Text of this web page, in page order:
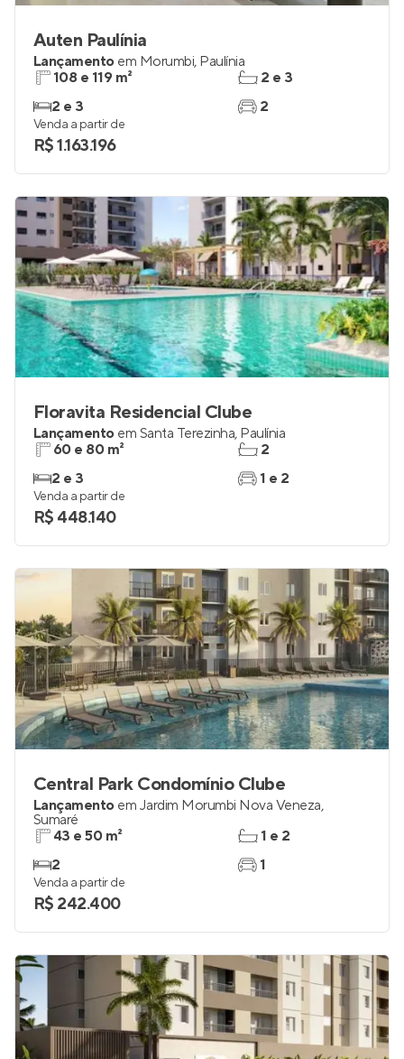
Auten Paulínia
Lançamento em Morumbi, Paulínia
108 e 119 m²
2 e 3
2 e 3
2
Venda a partir de
R$ 1.163.196
Floravita Residencial Clube
Lançamento em Santa Terezinha, Paulínia
60 e 80 m²
2 e 3
2
1 e 2
Venda a partir de
R$ 448.140
Central Park Condomínio Clube
Lançamento em Jardim Morumbi Nova Veneza,
Sumaré
43 e 50 m²
2
1 e 2
1
Venda a partir de
R$ 242.400